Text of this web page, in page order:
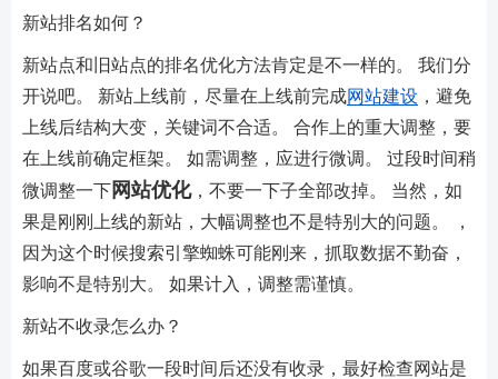
新站排名如何？
新站点和旧站点的排名优化方法肯定是不一样的。 我们分
开说吧。 新站上线前，尽量在上线前完成网站建设 ，避免
上线后结构大变，关键词不合适。 合作上的重大调整，要
在上线前确定框架。 如需调整，应进行微调。 过段时间稍
微调整一下网站优化，不要一下子全部改掉。 当然，如
果是刚刚上线的新站，大幅调整也不是特别大的问题。 ，
因为这个时候搜索引擎蜘蛛可能刚来，抓取数据不勤奋，
影响不是特别大。 如果计入，调整需谨慎。
新站不收录怎么办？
如果百度或谷歌一段时间后还没有收录，最好检查网站是